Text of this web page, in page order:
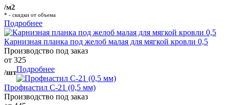
/м2
* - скидки от объема
Подробнее
Карнизная планка под желоб малая для мягкой кровли 0,5
Производство под заказ
от 325
/штПодробнее
Профнастил С-21 (0,5 мм)
Производство под заказ